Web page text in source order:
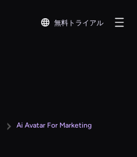
無料トライアル
Ai Avatar For Marketing